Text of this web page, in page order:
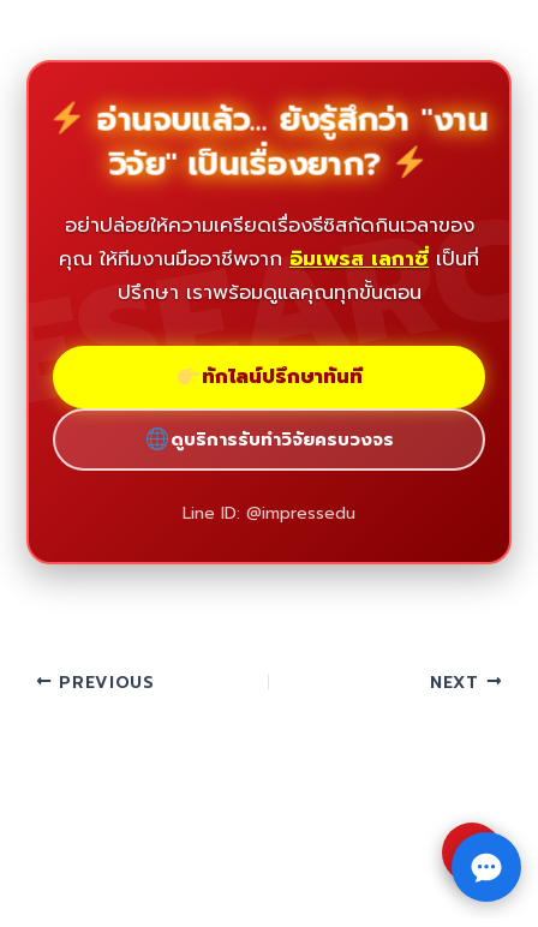
อ่านจบแล้ว... ยังรู้สึกว่า "งาน
วิจัย" เป็นเรื่องยาก?
อย่าปล่อยให้ความเครียดเรื่องธีซิสกัดกินเวลาของ
คุณ ให้ทีมงานมืออาชีพจาก อิมเพรส เลกาซี่ เป็นที่
ปรึกษา เราพร้อมดูแลคุณทุกขั้นตอน
ทักไลน์ปรึกษาทันที
ดูบริการรับทำวิจัยครบวงจร
Line ID: @impressedu
PREVIOUS NEXT
⇧